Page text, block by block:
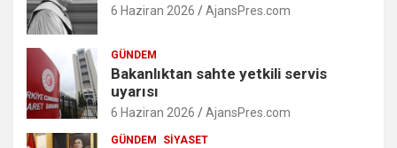
6 Haziran 2026 AjansPres.com
GÜNDEM
Bakanlıktan sahte yetkili servis
uyarısı
6 Haziran 2026 AjansPres.com
GÜNDEM SIYASET